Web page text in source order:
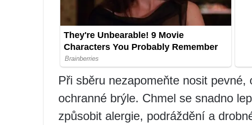
Při sběru nezapomeňte nosit
ochranné brýle. Chmel se snadno
způsobit alergie, podráždění a